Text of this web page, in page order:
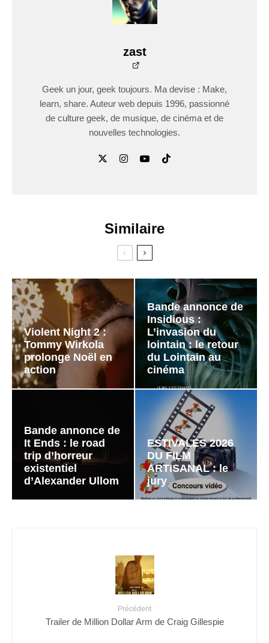
zast
Geek un jour, geek toujours. Ma devise : Make,
learn, share. Auteur web depuis 1996, passionné
de culture geek, de musique, de cinéma et de
nouvelles technologies.
Similaire
Violent Night 2 :
Tommy Wirkola
prolonge Noël en
action
Bande annonce de
Insidious :
L’invasion du
lointain : le retour
du Lointain au
cinéma
Bande annonce de
It Ends : le road
trip d’horreur
existentiel
d’Alexander Ullom
ESTIVALES 2026
DU FILM
ARTISANAL : le
jury
Précédent
Trailer de Million Dollar Arm de Craig Gillespie